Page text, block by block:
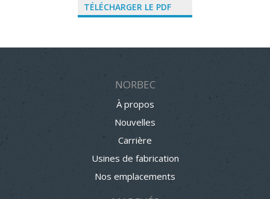
TÉLÉCHARGER LE PDF
NORBEC
À propos
Nouvelles
Carrière
Usines de fabrication
Nos emplacements